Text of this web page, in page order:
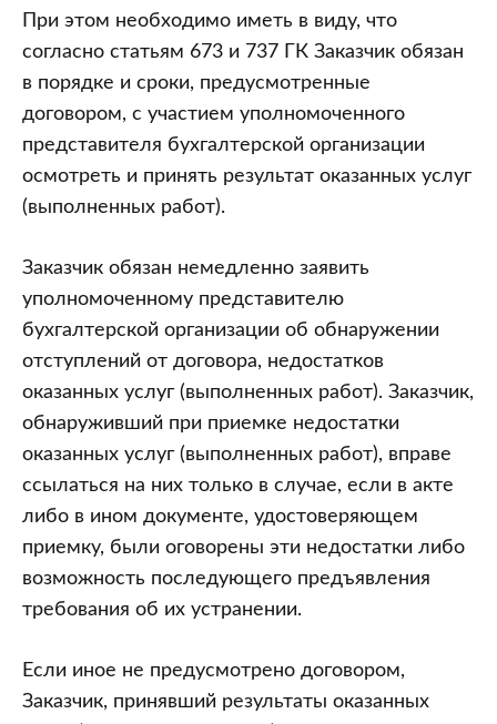
При этом необходимо иметь в виду, что
согласно статьям 673 и 737 ГК Заказчик обязан
в порядке и сроки, предусмотренные
договором, с участием уполномоченного
представителя бухгалтерской организации
осмотреть и принять результат оказанных услуг
(выполненных работ).
Заказчик обязан немедленно заявить
уполномоченному представителю
бухгалтерской организации об обнаружении
отступлений от договора, недостатков
оказанных услуг (выполненных работ). Заказчик,
обнаруживший при приемке недостатки
оказанных услуг (выполненных работ), вправе
ссылаться на них только в случае, если в акте
либо в ином документе, удостоверяющем
приемку, были оговорены эти недостатки либо
возможность последующего предъявления
требования об их устранении.
Если иное не предусмотрено договором,
Заказчик, принявший результаты оказанных